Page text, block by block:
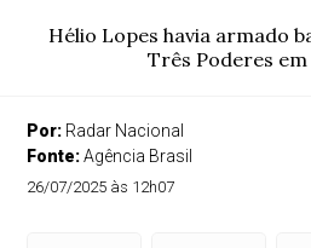
Hélio Lopes havia armado
Três Poderes
Por: Radar Nacional
Fonte:Agência Brasil
26/07/2025 às 12h07